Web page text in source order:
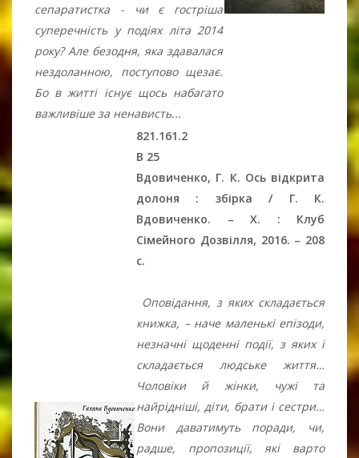
сепаратистка - чи є гостріша
суперечність у подіях літа 2014
року? Але безодня, яка здавалася
нездоланною, поступово щезає.
Бо в житті існує щось набагато
важливіше за ненависть...
821.161.2
В 25
Вдовиченко, Г. К. Ось відкрита
долоня : збірка / Г. К.
Вдовиченко. – Х. : Клуб
Сімейного Дозвілля, 2016. – 208
c.
Оповідання, з яких складається
книжка, – наче маленькі епізоди,
незначні щоденні події, з яких і
складається людське життя…
Чоловіки й жінки, чужі та
найрідніші, діти, брати і сестри…
Вони даватимуть поради, чи,
радше, пропозиції, які варто